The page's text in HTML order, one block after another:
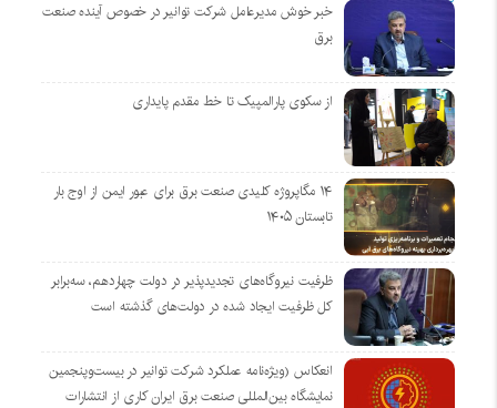
خبر خوش مدیرعامل شرکت توانیر در خصوص آینده صنعت
برق
از سکوی پارالمپیک تا خط مقدم پایداری
۱۴ مگاپروژه‌ کلیدی صنعت برق برای عبور ایمن از اوج بار
تابستان ۱۴۰۵
ظرفیت نیروگاه‌های تجدیدپذیر در دولت چهاردهم، سه‌برابر
کل ظرفیت ایجاد شده در دولت‌های گذشته است
انعکاس (ویژه‌نامه عملکرد شرکت توانیر در بیست‌وپنجمین
نمایشگاه بین‌المللی صنعت برق ایران کاری از انتشارات